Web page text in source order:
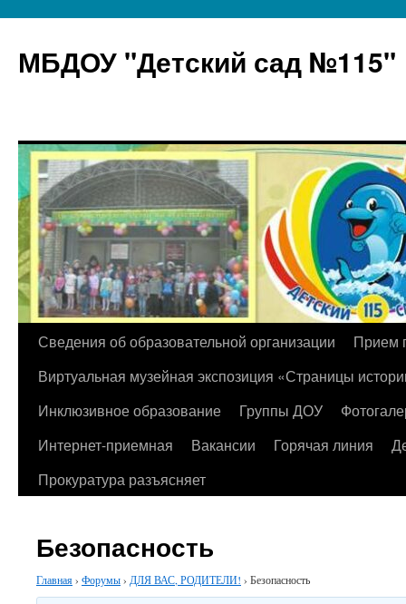
МБДОУ "Детский сад №115"
Перейти
содержимому
Сведения об образовательной организации
Прием
Виртуальная музейная экспозиция «Страницы
Инклюзивное образование
Группы ДОУ
Интернет-приемная
Вакансии Горячая линия
Прокуратура разъясняет
Безопасность
Главная› Форумы› ДЛЯ ВАС, РОДИТЕЛИ! › Безопасность